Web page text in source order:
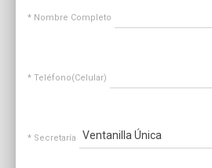
* Nombre Completo
* Teléfono(Celular)
* Secretaría